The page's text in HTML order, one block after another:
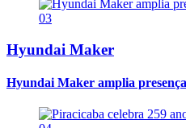
03
Hyundai Maker
Hyundai Maker amplia